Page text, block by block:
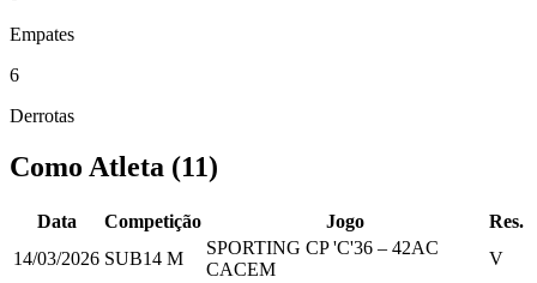
Empates
6
Derrotas
Como Atleta (11)
Data Competição Jogo
Res.
14/03/2026 SUB14 M
SPORTING CP 'C'36 – 42AC
CACEM
V